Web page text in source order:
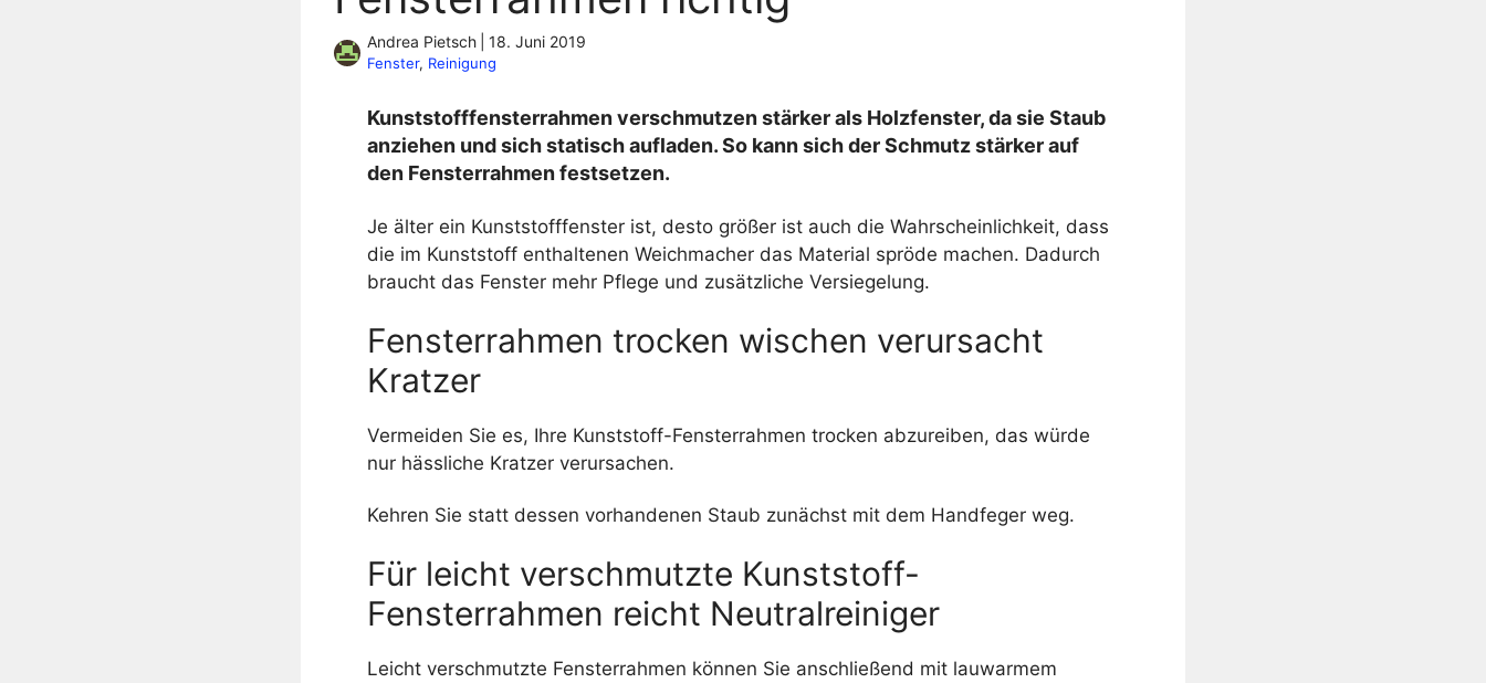
Andrea Pietsch 18. Juni 2019
Fenster, Reinigung
Kunststofffensterrahmen verschmutzen stärker als Holzfenster, da sie Staub
anziehen und sich statisch aufladen. So kann sich der Schmutz stärker auf
den Fensterrahmen festsetzen.
Je älter ein Kunststofffenster ist, desto größer ist auch die Wahrscheinlichkeit, dass
die im Kunststoff enthaltenen Weichmacher das Material spröde machen. Dadurch
braucht das Fenster mehr Pflege und zusätzliche Versiegelung.
Fensterrahmen trocken wischen verursacht
Kratzer
Vermeiden Sie es, Ihre Kunststoff-Fensterrahmen trocken abzureiben, das würde
nur hässliche Kratzer verursachen.
Kehren Sie statt dessen vorhandenen Staub zunächst mit dem Handfeger weg.
Für leicht verschmutzte Kunststoff-
Fensterrahmen reicht Neutralreiniger
Leicht verschmutzte Fensterrahmen können Sie anschließend mit lauwarmem